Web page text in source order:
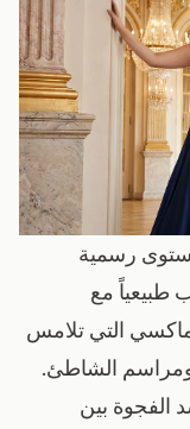
رسمية
طبيعياً مع
التي تلامس
ومراسم الشاطئ.
الفجوة بين